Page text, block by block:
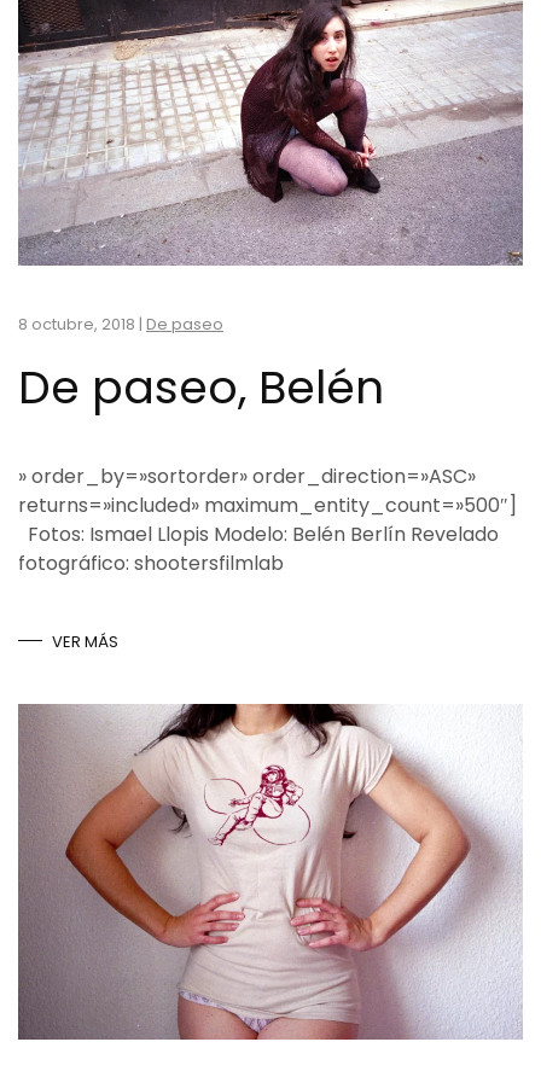
8 octubre, 2018 | De paseo
De paseo, Belén
» order_by=»sortorder» order_direction=»ASC»
returns=»included» maximum_entity_count=»500″]
Fotos: Ismael Llopis Modelo: Belén Berlín Revelado
fotográfico: shootersfilmlab
VER MÁS